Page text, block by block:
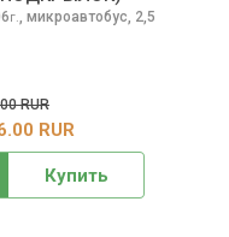
г.
микроавтобус, 2,5
RUR
RUR
Купить